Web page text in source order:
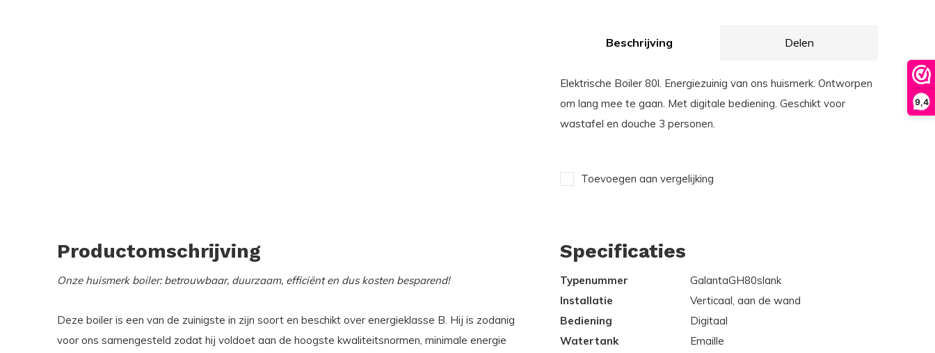
9,4
Beschrijving Delen
Elektrische Boiler 80l. Energiezuinig van ons huismerk. Ontworpen
om lang mee te gaan. Met digitale bediening. Geschikt voor
wastafel en douche 3 personen.
Toevoegen aan vergelijking
Productomschrijving
Onze huismerk boiler: betrouwbaar, duurzaam, efficiënt en dus kosten besparend!
Deze boiler is een van de zuinigste in zijn soort en beschikt over energieklasse B. Hij is zodanig
voor ons samengesteld zodat hij voldoet aan de hoogste kwaliteitsnormen, minimale energie
Specificaties
Typenummer
GalantaGH80slank
Installatie
Verticaal, aan de wand
Bediening
Digitaal
Watertank
Emaille